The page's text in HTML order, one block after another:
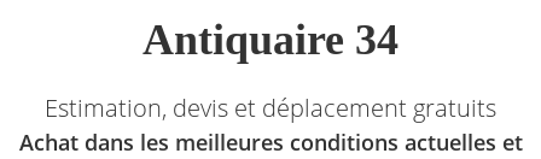
Antiquaire 34
Estimation, devis et déplacement gratuits
Achat dans les meilleures conditions actuelles et